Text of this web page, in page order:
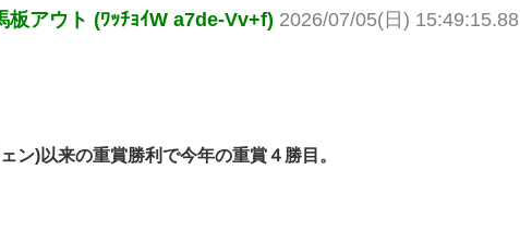
アウト (ﾜｯﾁｮｲW a7de-Vv+f) 2026/07/05(日) 15:49:15.88
ン)以来の重賞勝利で今年の重賞４勝目。